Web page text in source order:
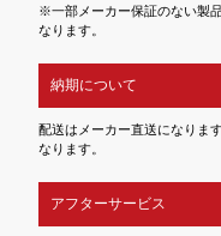
※一部メーカー保証のない製
なります。
納期について
配送はメーカー直送になりま
なります。
アフターサービス